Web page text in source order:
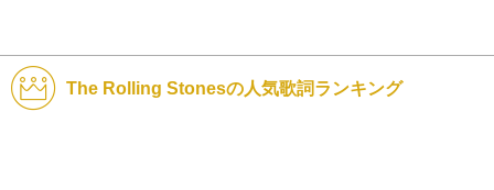
The Rolling Stonesの人気歌詞ランキング